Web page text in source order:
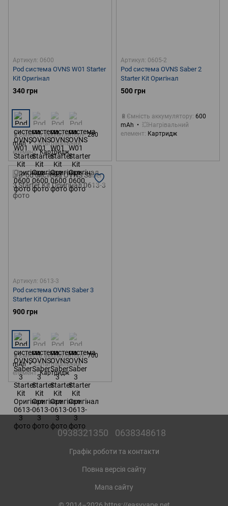
Артикул: 0600
Pod система OVNS W01 Starter
Kit Оригінал
340 грн
🔋Ємність аккумулятору 280
mAh
💥Нагрівальний
елемент Картридж
Артикул: 0605-2
Pod система OVNS Saber 2
Starter Kit Оригінал
500 грн
🔋Ємність аккумулятору 600
mAh
💥Нагрівальний
елемент Картридж
Артикул: 0613-3
Pod система OVNS Saber 3
Starter Kit Оригінал
900 грн
🔋Ємність аккумулятору 700
mAh
💥Нагрівальний
елемент Картридж
0938321350 0638348618
Графік роботи та контакти
Повна версія сайту
Мапа сайту